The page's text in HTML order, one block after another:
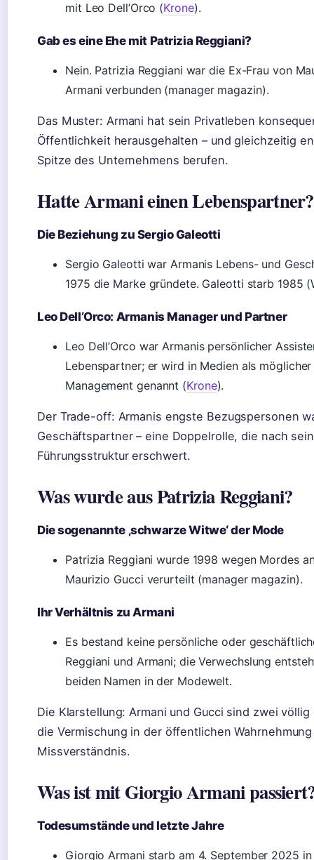
mit Leo Dell’Orco (Krone).
Gab es eine Ehe mit Patrizia Reggiani?
Nein. Patrizia Reggiani war die Ex-Frau von
Armani verbunden (manager magazin).
Das Muster: Armani hat sein Privatleben
Öffentlichkeit herausgehalten – und gleichzeitig
Spitze des Unternehmens berufen.
Hatte Armani einen Lebenspartner?
Die Beziehung zu Sergio Galeotti
Sergio Galeotti war Armanis Lebens- und
1975 die Marke gründete. Galeotti starb 1985
Leo Dell’Orco: Armanis Manager und Partner
Leo Dell’Orco war Armanis persönlicher
Lebenspartner; er wird in Medien als
Management genannt (Krone).
Der Trade-off: Armanis engste Bezugspersonen
Geschäftspartner – eine Doppelrolle, die nach
Führungsstruktur erschwert.
Was wurde aus Patrizia Reggiani?
Die sogenannte ‚schwarze Witwe‘ der Mode
Patrizia Reggiani wurde 1998 wegen Mordes
Maurizio Gucci verurteilt (manager magazin).
Ihr Verhältnis zu Armani
Es bestand keine persönliche oder
Reggiani und Armani; die Verwechslung
beiden Namen in der Modewelt.
Die Klarstellung: Armani und Gucci sind zwei
die Vermischung in der öffentlichen
Missverständnis.
Was ist mit Giorgio Armani
Todesumstände und letzte Jahre
Giorgio Armani starb am 4. September 2025